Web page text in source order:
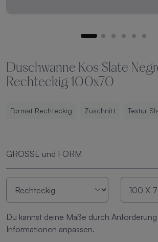
Duschwanne Kos Slate
Rechteckig 100x70
Format Rechteckig Zuschnitt Textur
GRÖSSE und FORM
Du kannst deine Maße durch
Informationen anpassen.